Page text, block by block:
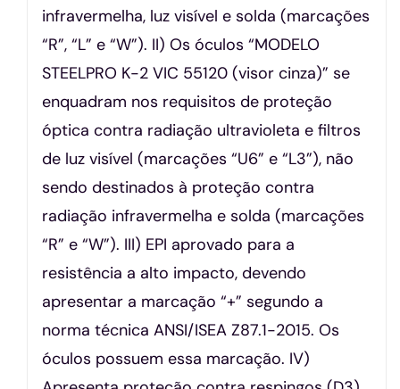
infravermelha, luz visível e solda (marcações
“R”, “L” e “W”). II) Os óculos “MODELO
STEELPRO K-2 VIC 55120 (visor cinza)” se
enquadram nos requisitos de proteção
óptica contra radiação ultravioleta e filtros
de luz visível (marcações “U6” e “L3”), não
sendo destinados à proteção contra
radiação infravermelha e solda (marcações
“R” e “W”). III) EPI aprovado para a
resistência a alto impacto, devendo
apresentar a marcação “+” segundo a
norma técnica ANSI/ISEA Z87.1-2015. Os
óculos possuem essa marcação. IV)